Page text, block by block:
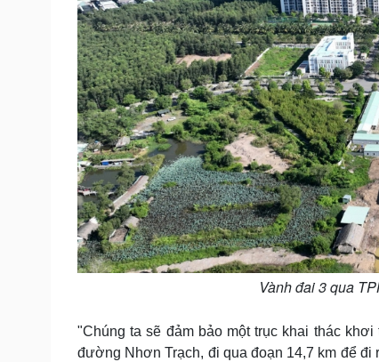
Vành đai 3 qua
"Chúng ta sẽ đảm bảo một trục khai thác
đường Nhơn Trạch, đi qua đoạn 14,7 km để đi